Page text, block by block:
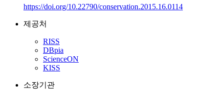
https://doi.org/10.22790/conservation.2015.16.0114
제공처
RISS
DBpia
ScienceON
KISS
소장기관